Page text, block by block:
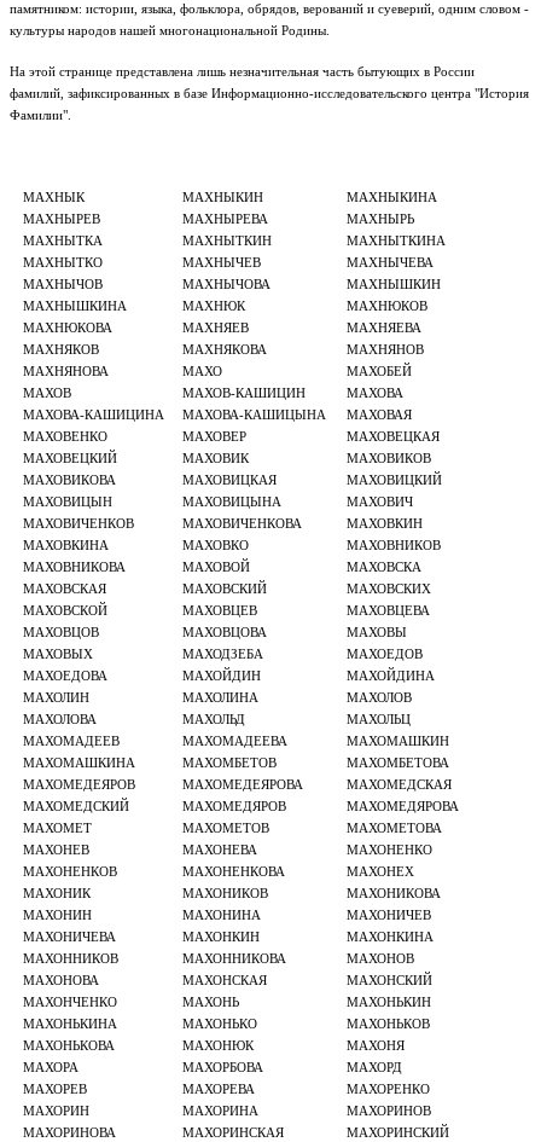
памятником: истории, языка, фольклора, обрядов, верований и суеверий, одним словом -
культуры народов нашей многонациональной Родины.
На этой странице представлена лишь незначительная часть бытующих в России
фамилий, зафиксированных в базе Информационно-исследовательского центра "История
Фамилии".
МАХНЫК МАХНЫКИН
МАХНЫКИНА
МАХНЫРЕВ
МАХНЫРЕВА
МАХНЫРЬ
МАХНЫТКА
МАХНЫТКИН
МАХНЫТКИНА
МАХНЫТКО
МАХНЫЧЕВ
МАХНЫЧЕВА
МАХНЫЧОВ
МАХНЫЧОВА
МАХНЫШКИН
МАХНЫШКИНА
МАХНЮК
МАХНЮКОВ
МАХНЮКОВА
МАХНЯЕВ
МАХНЯЕВА
МАХНЯКОВ
МАХНЯКОВА
МАХНЯНОВ
МАХНЯНОВА
МАХО
МАХОБЕЙ
МАХОВ
МАХОВ-КАШИЦИН
МАХОВА
МАХОВА-КАШИЦИНА
МАХОВА-КАШИЦЫНА
МАХОВАЯ
МАХОВЕНКО
МАХОВЕР
МАХОВЕЦКАЯ
МАХОВЕЦКИЙ
МАХОВИК
МАХОВИКОВ
МАХОВИКОВА
МАХОВИЦКАЯ
МАХОВИЦКИЙ
МАХОВИЦЫН
МАХОВИЦЫНА
МАХОВИЧ
МАХОВИЧЕНКОВ
МАХОВИЧЕНКОВА
МАХОВКИН
МАХОВКИНА
МАХОВКО
МАХОВНИКОВ
МАХОВНИКОВА
МАХОВОЙ
МАХОВСКА
МАХОВСКАЯ
МАХОВСКИЙ
МАХОВСКИХ
МАХОВСКОЙ
МАХОВЦЕВ
МАХОВЦЕВА
МАХОВЦОВ
МАХОВЦОВА
МАХОВЫ
МАХОВЫХ
МАХОДЗЕБА
МАХОЕДОВ
МАХОЕДОВА
МАХОЙДИН
МАХОЙДИНА
МАХОЛИН
МАХОЛИНА
МАХОЛОВ
МАХОЛОВА
МАХОЛЬД
МАХОЛЬЦ
МАХОМАДЕЕВ
МАХОМАДЕЕВА
МАХОМАШКИН
МАХОМАШКИНА
МАХОМБЕТОВ
МАХОМБЕТОВА
МАХОМЕДЕЯРОВ
МАХОМЕДЕЯРОВА
МАХОМЕДСКАЯ
МАХОМЕДСКИЙ
МАХОМЕДЯРОВ
МАХОМЕДЯРОВА
МАХОМЕТ
МАХОМЕТОВ
МАХОМЕТОВА
МАХОНЕВ
МАХОНЕВА
МАХОНЕНКО
МАХОНЕНКОВ
МАХОНЕНКОВА
МАХОНЕХ
МАХОНИК
МАХОНИКОВ
МАХОНИКОВА
МАХОНИН
МАХОНИНА
МАХОНИЧЕВ
МАХОНИЧЕВА
МАХОНКИН
МАХОНКИНА
МАХОННИКОВ
МАХОННИКОВА
МАХОНОВ
МАХОНОВА
МАХОНСКАЯ
МАХОНСКИЙ
МАХОНЧЕНКО
МАХОНЬ
МАХОНЬКИН
МАХОНЬКИНА
МАХОНЬКО
МАХОНЬКОВ
МАХОНЬКОВА
МАХОНЮК
МАХОНЯ
МАХОРА
МАХОРБОВА
МАХОРД
МАХОРЕВ
МАХОРЕВА
МАХОРЕНКО
МАХОРИН
МАХОРИНА
МАХОРИНОВ
МАХОРИНОВА
МАХОРИНСКАЯ
МАХОРИНСКИЙ